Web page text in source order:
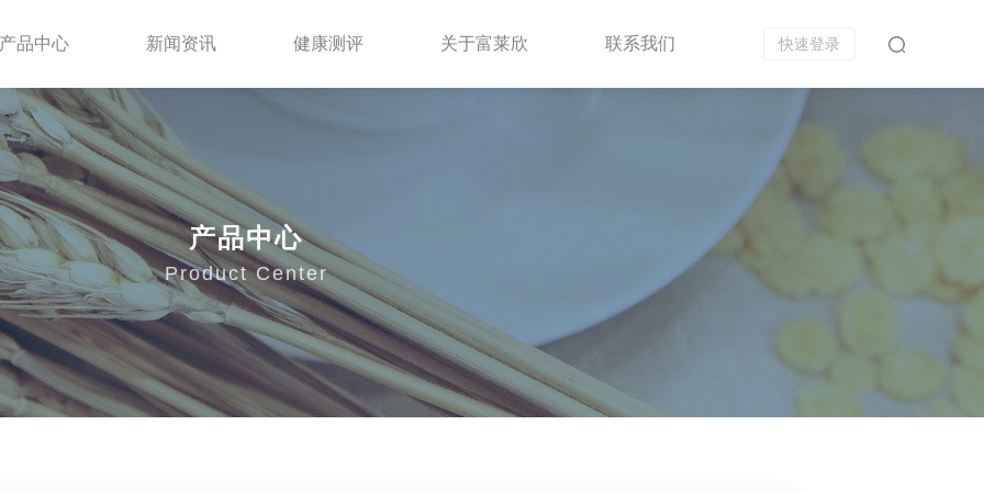
产品中心 新闻资讯 健康测评 关于富莱欣 联系我们 快速登录
产品中心
Product Center